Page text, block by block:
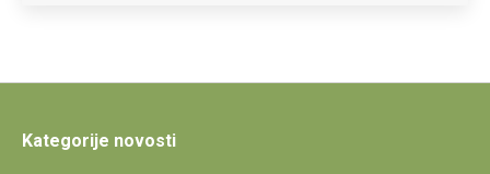
Kategorije novosti